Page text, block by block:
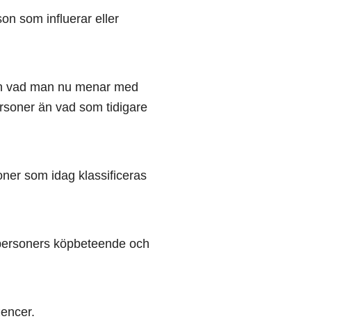
som influerar eller
vad man nu menar med
än vad som tidigare
som idag klassificeras
köpbeteende och